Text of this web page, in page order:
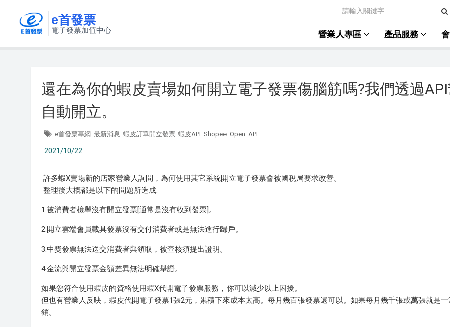
e首發票
電子發票加值中心 營業人專區 產品服務
還在為你的蝦皮賣場如何開立電子發票傷腦筋嗎?我們透過
自動開立。
e首發票專網 最新消息 蝦皮訂單開立發票 蝦皮API Shopee Open API
2021/10/22
許多蝦X賣場新的店家營業人詢問，為何使用其它系統開立電子發票會被國稅局要求改善。
整理後大概都是以下的問題所造成:
1.被消費者檢舉沒有開立發票[通常是沒有收到發票]。
2.開立雲端會員載具發票沒有交付消費者或是無法進行歸戶。
3.中獎發票無法送交消費者與領取，被查核須提出證明。
4.金流與開立發票金額差異無法明確舉證。
如果您符合使用蝦皮的資格使用蝦X代開電子發票服務，你可以減少以上困擾。
但也有營業人反映，蝦皮代開電子發票1張2元，累積下來成本太高。每月幾百張發票還可以。如果每月幾千張或萬張就是
銷。